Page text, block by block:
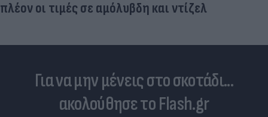
πλέον οι τιμές σε αμόλυβδη και ντίζελ
Για να μην μένεις στο σκοτάδι...
ακολούθησε το Flash.gr